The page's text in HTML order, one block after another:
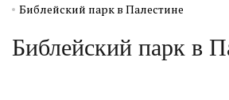
Библейский парк в Палестине
Библейский парк в